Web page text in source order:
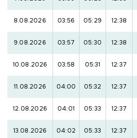
8.08.2026 03:56 05:29 12:38
9.08.2026 03:57 05:30 12:38
10.08.2026 03:58 05:31 12:37
11.08.2026 04:00 05:32 12:37
12.08.2026 04:01 05:33 12:37
13.08.2026 04:02 05:33 12:37